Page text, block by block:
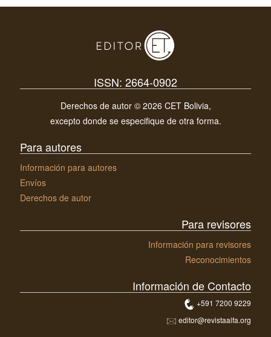
ISSN: 2664-0902
Derechos de autor © 2026 CET Bolivia,
excepto donde se especifique de otra forma.
Para autores
Información para autores
Envíos
Derechos de autor
Para revisores
Información para revisores
Reconocimientos
Información de Contacto
+591 7200 9229
editor@revistaalfa.org